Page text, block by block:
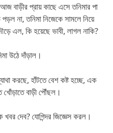
বাড়ীর প্রায় কাছে এসে তনিমার পা
না, তনিমা নিজেকে সামলে নিয়ে
এল, কি হয়েছে ভাবী, লাগল নাকি?
উঠে দাঁড়াল।
করছে, হাঁটতে বেশ কষ্ট হচ্ছে, এক
খোঁড়াতে বাড়ী পৌঁছল।
খবর দেব? যোগিন্দর জিজ্ঞেস করল।